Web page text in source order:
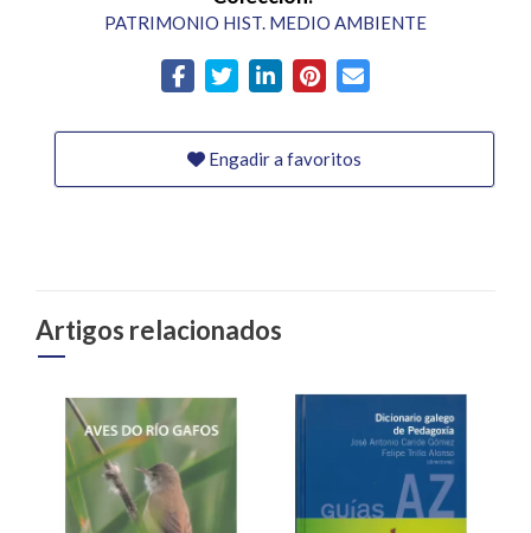
PATRIMONIO HIST. MEDIO AMBIENTE
Engadir a favoritos
Artigos relacionados